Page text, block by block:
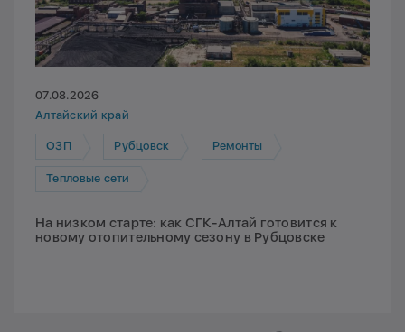
07.08.2026
Алтайский край
ОЗП Рубцовск Ремонты
Тепловые сети
На низком старте: как СГК-Алтай готовится к
новому отопительному сезону в Рубцовске